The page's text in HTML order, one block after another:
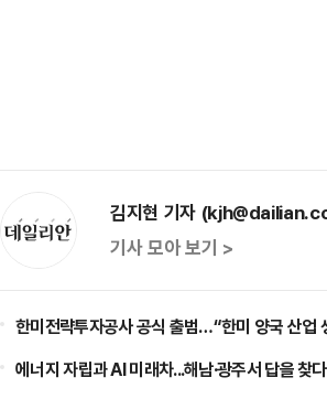
김지현 기자
기사 모아 보기 >
한미전략투자공사 공식 출범…“한미 양국 산업
에너지 자립과 AI 미래차...해남·광주서 답을 찾다